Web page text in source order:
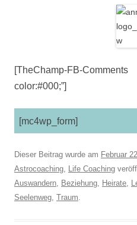
[TheChamp-FB-
color:#000;”]
[mc4wp_form]
Dieser Beitrag wurde am Februar
Astrocoaching, Life Coaching
Auswandern, Beziehung, Heirate,
Seelenweg, Traum.